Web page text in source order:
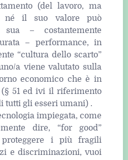
(del lavoro, ma
né il suo valore può
– costantemente
– performance, in
“cultura dello scarto”
a viene valutato sulla
economico che è in
51 ed ivi il riferimento
tutti gli esseri umani) .
impiegata, come
dire, “for good”
proteggere i più fragili
e discriminazioni, vuoi